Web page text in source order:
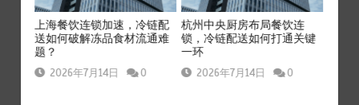
上海餐饮连锁加速，冷链配
送如何破解冻品食材流通难
题？
2026年7月14日 0
杭州中央厨房布局餐饮连
锁，冷链配送如何打通关键
一环
2026年7月14日 0